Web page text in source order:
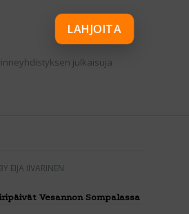
julkaisuja
EIJA IIVARINEN
Vesannon Sompalassa
LAHJOITA